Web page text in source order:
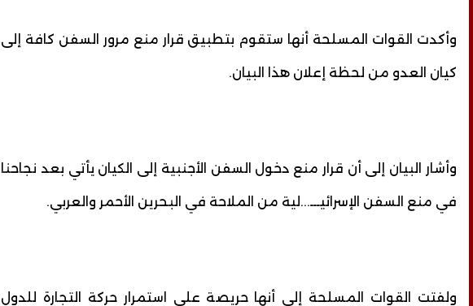
وأكدت القوات المسلحة أنها ستقوم بتطبيق قرار منع مرور السفن كافة إلى
كيان العدو من لحظة إعلان هذا البيان.
وأشار البيان إلى أن قرار منع دخول السفن الأجنبية إلى الكيان يأتي بعد نجاحنا
في منع السفن الإسرائيـــ...لية من الملاحة في البحرين الأحمر والعربي.
ولفتت القوات المسلحة إلى أنها حريصة على استمرار حركة التجارة للدول